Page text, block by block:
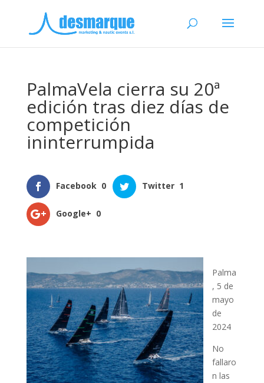
PalmaVela cierra su 20ª
edición tras diez días de
competición
ininterrumpida
Facebook 0 Twitter 1
Google+ 0
Palma
, 5 de
mayo
de
2024
No
fallaro
n las